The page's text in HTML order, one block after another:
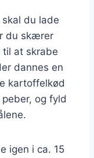
du lade
du skærer
til at skrabe
dannes en
kartoffelkød
og fyld
igen i ca. 15